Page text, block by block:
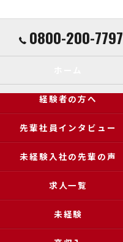
0800-200-7797
経験者の方へ
先輩社員インタビュー
未経験入社の先輩の声
求人一覧
未経験